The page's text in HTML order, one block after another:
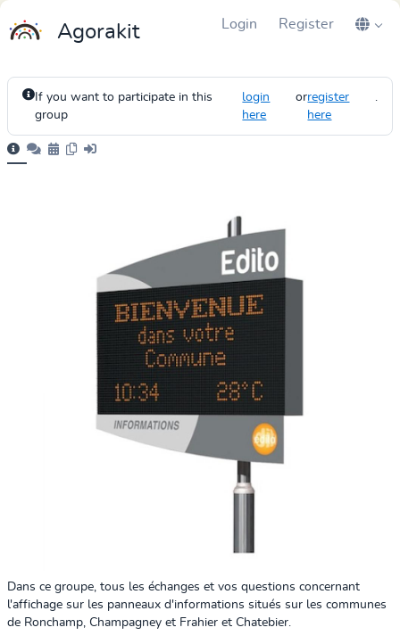
Agorakit Login Register
If you want to participate in this
group
login
here
orregister
here
.
Dans ce groupe, tous les échanges et vos questions concernant
l'affichage sur les panneaux d'informations situés sur les communes
de Ronchamp, Champagney et Frahier et Chatebier.